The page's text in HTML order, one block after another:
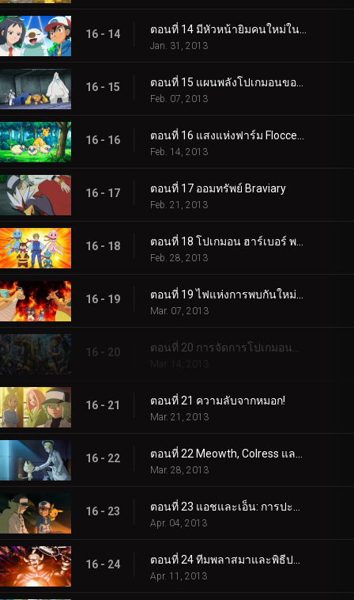
16 - 14
Jan. 31, 2013
16 - 15
Feb. 07, 2013
16 - 16
Feb. 14, 2013
16 - 17 ตอนที่ 17 ออมทรัพย์ Braviary
Feb. 21, 2013
16 - 18
Feb. 28, 2013
16 - 19
Mar. 07, 2013
16 - 20
Mar. 14, 2013
16 - 21 ตอนที่ 21 ความลับจากหมอก!
Mar. 21, 2013
16 - 22
Mar. 28, 2013
16 - 23
Apr. 04, 2013
16 - 24
Apr. 11, 2013